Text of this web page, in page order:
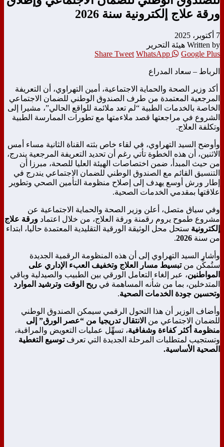
ورقة علاج إلكترونية سنة 2026
7 أكتوبر، 2025
Written by هيئة التحرير
Share Tweet WhatsApp Google Plus
الرباط – سعاد المدراع
أكد وزير الصحة والحماية الاجتماعية، أمين التهراوي، أن التعريفة
المرجعية المعتمدة من طرف الصندوق الوطني للضمان الاجتماعي
الخاصة بالخدمات الطبية “لم تعد ملائمة للواقع الحالي”، مشيرا إلى
الشروع في مراجعتها قصد ملاءمتها مع تطورات الممارسة الطبية
وتكلفة العلاج.
وأوضح السيد التهراوي، في لقاء خاص بثته القناة الثانية مساء أمس
الاثنين، أن هذه الخطوة تأتي رغم أن تحديد التعريفة المرجعية يندرج،
من حيث المبدأ، ضمن اختصاصات الهيئة العليا للصحة، مبرزا أن
التنسيق القائم مع الصندوق الوطني للضمان الاجتماعي يندرج في
إطار ورش أوسع يهدف إلى إصلاح منظومة التأمين الصحي وتطوير
علاقتها بمقدمي الخدمات الصحية.
وفي سياق متصل، أعلن وزير الصحة والحماية الاجتماعية عن
مشروع طموح يروم رقمنة ورقة العلاج، من خلال اعتماد ورقة علاج
إلكترونية ستحل محل الوثيقة الورقية التقليدية المعتمدة حاليا، ابتداء
من سنة 2026
.
وأشار السيد التهراوي إلى أن هذه المنظومة الرقمية الجديدة
ستُمكِّن منتبسيط مسار العلاج وتخفيف العبء الإداري على
المواطنين، عبر إلغاء التعامل الورقي بين الطبيب والصيدلية وباقي
المتدخلين، بما من شأنه المساهمة في ربح الوقت وترشيد الموارد
وتحسين جودة الخدمات الصحية.
وأضاف الوزير أن هذا التحول الرقمي سيمكن الصندوق الوطني
للضمان الاجتماعي من الانتقال تدريجيا من “عصر الورق” إلى
منظومة أكثر كفاءة وشفافية، تسهِّل عمليات التعويض والمراقبة،
وتستجيب لمتطلبات المرحلة الجديدة التي تعرفتوسيع التغطية
الصحية الأساسية.